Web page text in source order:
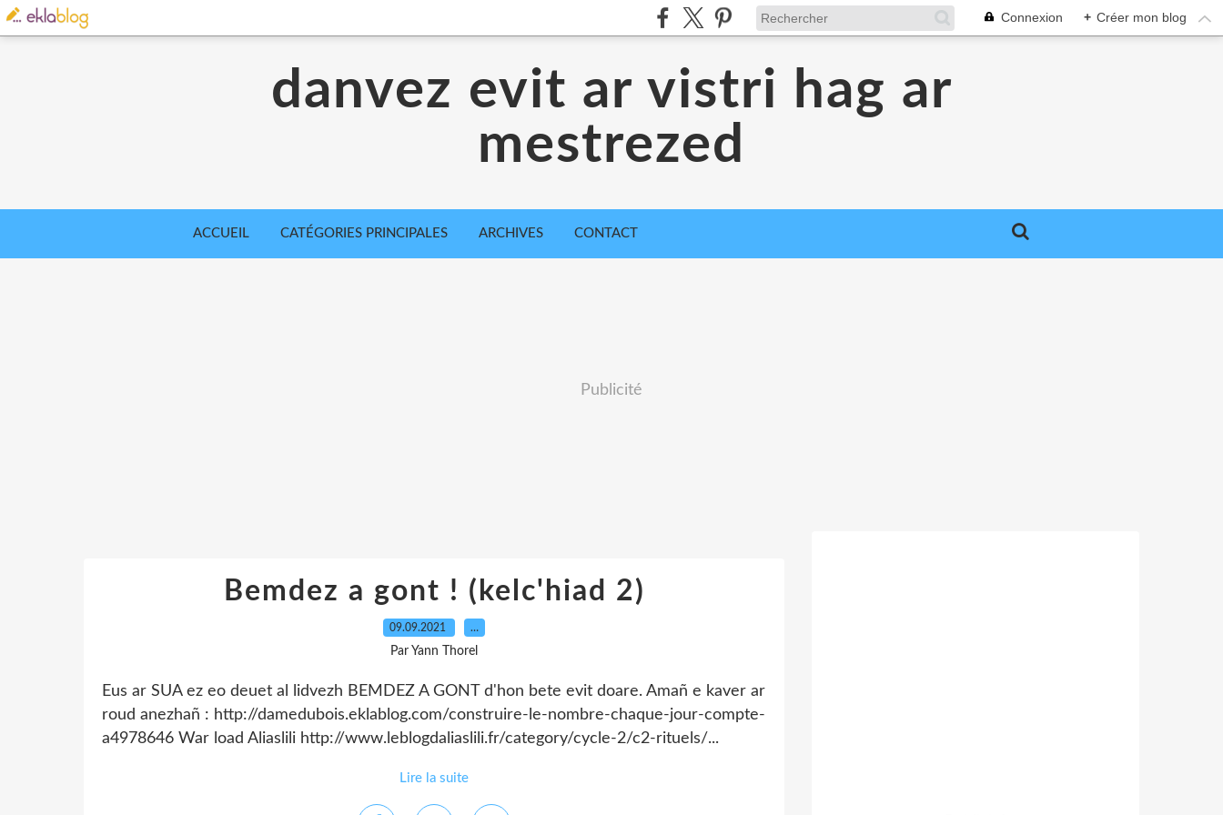
Connexion + Créer mon blog
danvez evit ar vistri hag ar
mestrezed
ACCUEIL CATÉGORIES PRINCIPALES ARCHIVES CONTACT
Publicité
Bemdez a gont ! (kelc'hiad 2)
09.09.2021 …
Par Yann Thorel
Eus ar SUA ez eo deuet al lidvezh BEMDEZ A GONT d'hon bete evit doare. Amañ e kaver ar
roud anezhañ : http://damedubois.eklablog.com/construire-le-nombre-chaque-jour-compte-
a4978646 War load Aliaslili http://www.leblogdaliaslili.fr/category/cycle-2/c2-rituels/...
Lire la suite